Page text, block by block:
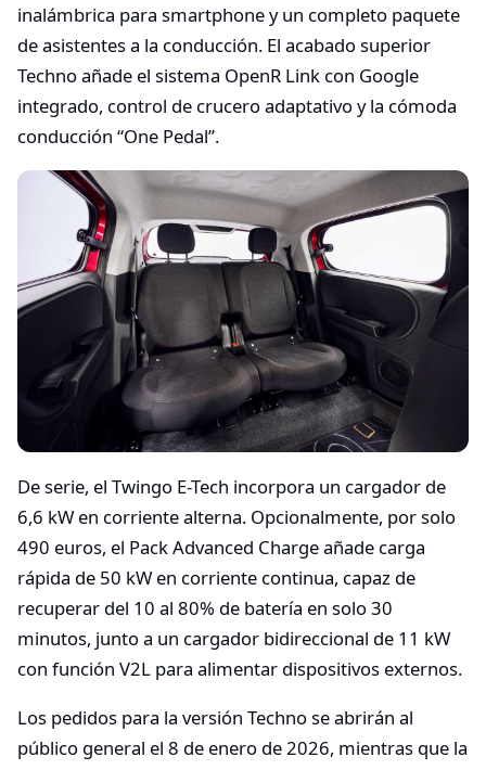
inalámbrica para smartphone y un completo paquete
de asistentes a la conducción. El acabado superior
Techno añade el sistema OpenR Link con Google
integrado, control de crucero adaptativo y la cómoda
conducción “One Pedal”.
De serie, el Twingo E-Tech incorpora un cargador de
6,6 kW en corriente alterna. Opcionalmente, por solo
490 euros, el Pack Advanced Charge añade carga
rápida de 50 kW en corriente continua, capaz de
recuperar del 10 al 80% de batería en solo 30
minutos, junto a un cargador bidireccional de 11 kW
con función V2L para alimentar dispositivos externos.
Los pedidos para la versión Techno se abrirán al
público general el 8 de enero de 2026, mientras que la